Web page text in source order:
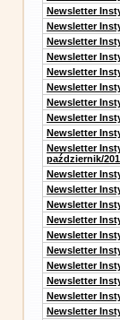
Newsletter
Newsletter
Newsletter
Newsletter
Newsletter
Newsletter
Newsletter
Newsletter
Newsletter
Newsletter
październik/
Newsletter
Newsletter
Newsletter
Newsletter
Newsletter
Newsletter
Newsletter
Newsletter
Newsletter
Newsletter